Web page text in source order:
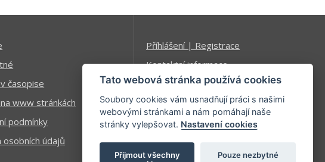
časopise
www stránkách
podmínky
osobních údajů
Příhlášení | Registrace
Kontaktní informace
Mapa stránek
Tato webová stránka používá cookies
Soubory cookies vám usnadňují práci s našimi
webovými stránkami a nám pomáhají naše
stránky vylepšovat. Nastavení cookies
Přijmout všechny
Pouze nezbytné